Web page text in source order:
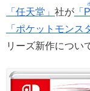
「任天堂」 社が 「
「ポケットモンス
リーズ新作につい